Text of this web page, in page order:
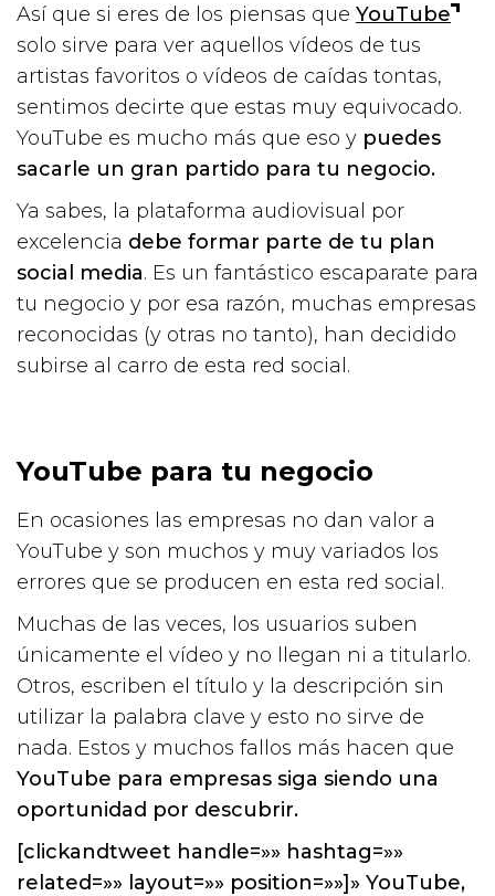
Así que si eres de los piensas que YouTube
solo sirve para ver aquellos vídeos de tus
artistas favoritos o vídeos de caídas tontas,
sentimos decirte que estas muy equivocado.
YouTube es mucho más que eso y puedes
sacarle un gran partido para tu negocio.
Ya sabes, la plataforma audiovisual por
excelencia debe formar parte de tu plan
social media. Es un fantástico escaparate para
tu negocio y por esa razón, muchas empresas
reconocidas (y otras no tanto), han decidido
subirse al carro de esta red social.
YouTube para tu negocio
En ocasiones las empresas no dan valor a
YouTube y son muchos y muy variados los
errores que se producen en esta red social.
Muchas de las veces, los usuarios suben
únicamente el vídeo y no llegan ni a titularlo.
Otros, escriben el título y la descripción sin
utilizar la palabra clave y esto no sirve de
nada. Estos y muchos fallos más hacen que
YouTube para empresas siga siendo una
oportunidad por descubrir.
[clickandtweet handle=»» hashtag=»»
related=»» layout=»» position=»»]» YouTube,